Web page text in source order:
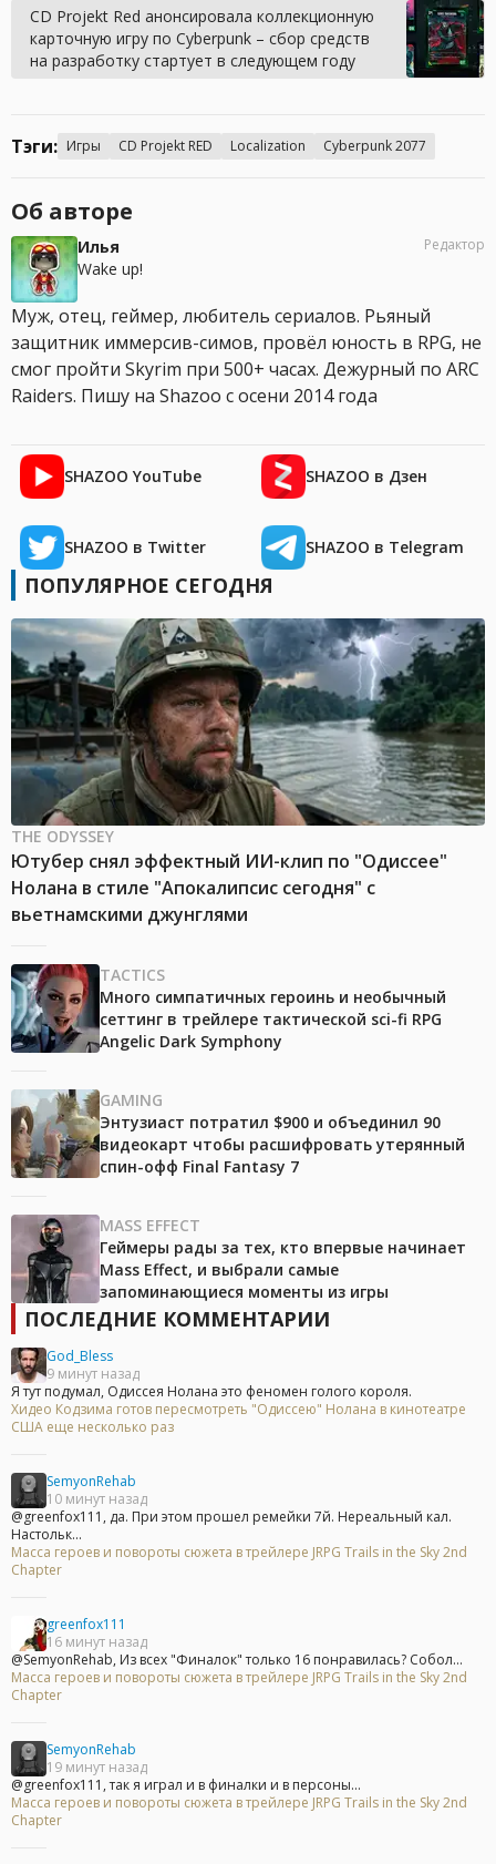
CD Projekt Red анонсировала коллекционную
карточную игру по Cyberpunk – сбор средств
на разработку стартует в следующем году
Тэги: Игры CD Projekt RED Localization Cyberpunk 2077
Об авторе
Илья
Wake up!
Редактор
Муж, отец, геймер, любитель сериалов. Рьяный
защитник иммерсив-симов, провёл юность в RPG, не
смог пройти Skyrim при 500+ часах. Дежурный по ARC
Raiders. Пишу на Shazoo с осени 2014 года
SHAZOO YouTube SHAZOO в Дзен
SHAZOO в Twitter SHAZOO в Telegram
ПОПУЛЯРНОЕ СЕГОДНЯ
THE ODYSSEY
Ютубер снял эффектный ИИ-клип по "Одиссее"
Нолана в стиле "Апокалипсис сегодня" с
вьетнамскими джунглями
TACTICS
Много симпатичных героинь и необычный
сеттинг в трейлере тактической sci-fi RPG
Angelic Dark Symphony
GAMING
Энтузиаст потратил $900 и объединил 90
видеокарт чтобы расшифровать утерянный
спин-офф Final Fantasy 7
MASS EFFECT
Геймеры рады за тех, кто впервые начинает
Mass Effect, и выбрали самые
запоминающиеся моменты из игры
ПОСЛЕДНИЕ КОММЕНТАРИИ
God_Bless
9 минут назад
Я тут подумал, Одиссея Нолана это феномен голого короля.
Хидео Кодзима готов пересмотреть "Одиссею" Нолана в кинотеатре
США еще несколько раз
SemyonRehab
10 минут назад
@greenfox111, да. При этом прошел ремейки 7й. Нереальный кал.
Настольк...
Масса героев и повороты сюжета в трейлере JRPG Trails in the Sky 2nd
Chapter
greenfox111
16 минут назад
@SemyonRehab, Из всех "Финалок" только 16 понравилась? Собол...
Масса героев и повороты сюжета в трейлере JRPG Trails in the Sky 2nd
Chapter
SemyonRehab
19 минут назад
@greenfox111, так я играл и в финалки и в персоны...
Масса героев и повороты сюжета в трейлере JRPG Trails in the Sky 2nd
Chapter